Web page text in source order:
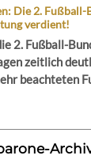
Die 2. Fußball-
verdient!
2. Fußball-
zeitlich
beachteten